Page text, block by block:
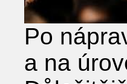
Po
a na